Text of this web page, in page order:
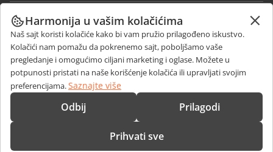
Docs
DocSpace
Workspace
Konektori
Desktop aplikacije
Mobilne aplikacije
SARAĐUJTE
Za doprinosioce
Za prevodioce
Za influensere
Slobodna radna mesta
PRIMAJTE VESTI
Blog
DOBIJTE POMOĆ
Forum
KONTAKTIRAJTE NAS
Pitanja o prodaji
sales@onlyoffice.com
Harmonija u vašim kolačićima
Naš sajt koristi kolačiće kako bi vam pružio prilagođeno iskustvo.
Kolačići nam pomažu da pokrenemo sajt, poboljšamo vaše
pregledanje i omogućimo ciljani marketing i oglase. Možete u
potpunosti pristati na naše korišćenje kolačića ili upravljati svojim
preferencijama.Saznajte više
Odbij Prilagodi
Prihvati sve